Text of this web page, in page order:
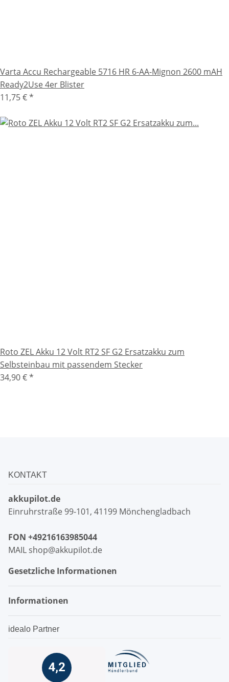
Varta Accu Rechargeable 5716 HR 6-AA-Mignon 2600 mAH
Ready2Use 4er Blister
11,75 €*
Roto ZEL Akku 12 Volt RT2 SF G2 Ersatzakku zum
Selbsteinbau mit passendem Stecker
34,90 €*
KONTAKT
akkupilot.de
Einruhrstraße 99-101, 41199 Mönchengladbach
FON +49216163985044
MAIL shop@akkupilot.de
Gesetzliche Informationen
Informationen
idealo Partner